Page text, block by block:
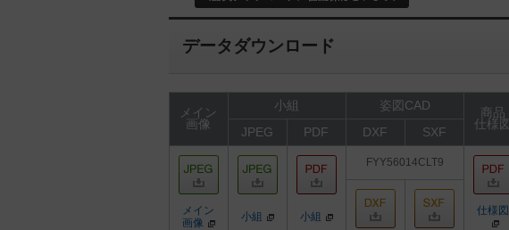
データダウンロード
メイン
画像
小組 姿図CAD
商品
仕様図
JPEG
PDF DXF SXF
メイン
画像
小組 小組
FYY56014CLT9
仕様図